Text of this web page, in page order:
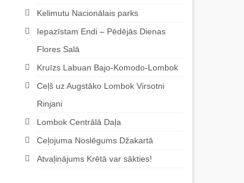
Kelimutu Nacionālais parks
Iepazīstam Endi – Pēdējās Dienas
Flores Salā
Kruīzs Labuan Bajo-Komodo-Lombok
Ceļš uz Augstāko Lombok Virsotni
Rinjani
Lombok Centrālā Daļa
Ceļojuma Noslēgums Džakartā
Atvaļinājums Krētā var sākties!